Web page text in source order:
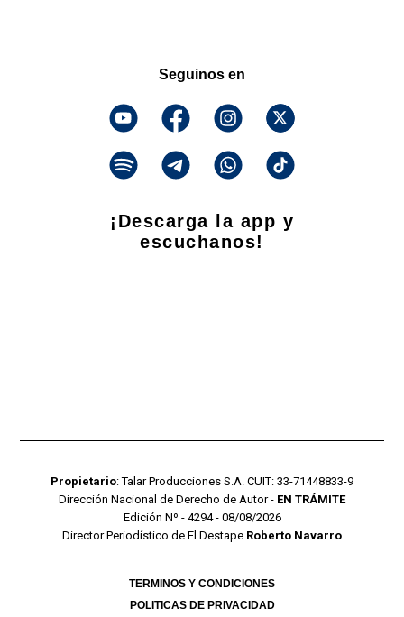
Seguinos en
¡Descarga la app y
escuchanos!
Propietario: Talar Producciones S.A. CUIT: 33-71448833-9
Dirección Nacional de Derecho de Autor - EN TRÁMITE
Edición Nº - 4294 - 08/08/2026
Director Periodístico de El Destape Roberto Navarro
TERMINOS Y CONDICIONES
POLITICAS DE PRIVACIDAD